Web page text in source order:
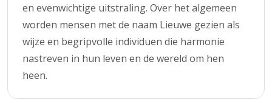
en evenwichtige uitstraling. Over het algemeen
worden mensen met de naam Lieuwe gezien als
wijze en begripvolle individuen die harmonie
nastreven in hun leven en de wereld om hen
heen.